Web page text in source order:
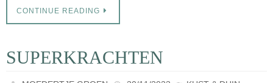
CONTINUE READING
SUPERKRACHTEN